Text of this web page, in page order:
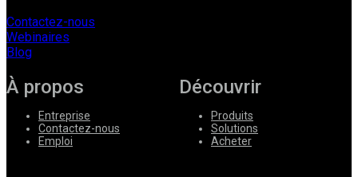
Contactez-nous
Webinaires
Blog
À propos
Entreprise
Contactez-nous
Emploi
Découvrir
Produits
Solutions
Acheter